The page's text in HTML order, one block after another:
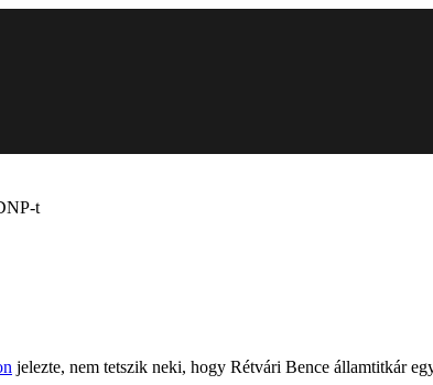
t
jelezte, nem tetszik neki, hogy Rétvári Bence államtitkár